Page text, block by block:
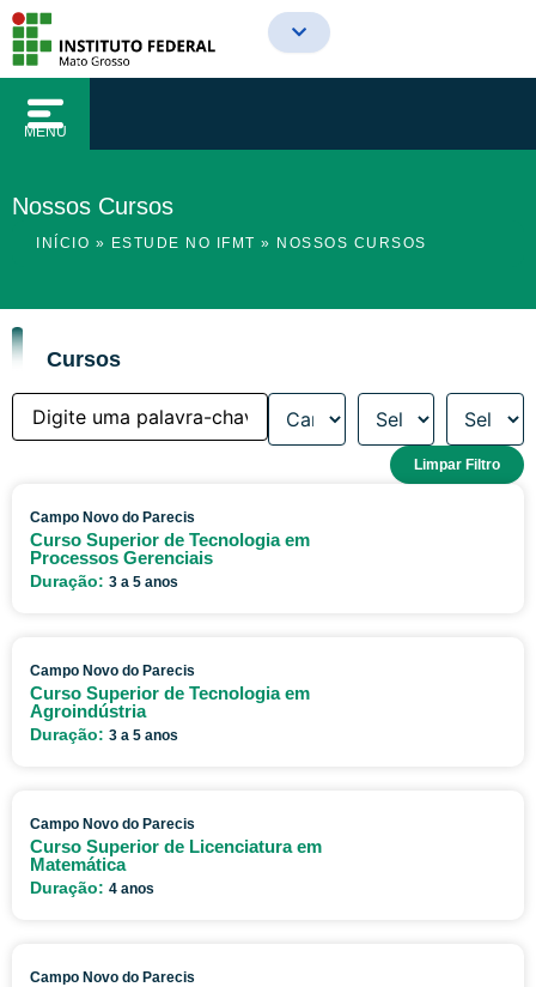
conteúdo
para
conteúdo
MENU
Nossos Cursos
INÍCIO » ESTUDE NO IFMT » NOSSOS CURSOS
Cursos
Limpar Filtro
Campo Novo do Parecis
Curso Superior de Tecnologia em
Processos Gerenciais
Duração: 3 a 5 anos
Campo Novo do Parecis
Curso Superior de Tecnologia em
Agroindústria
Duração: 3 a 5 anos
Campo Novo do Parecis
Curso Superior de Licenciatura em
Matemática
Duração: 4 anos
Campo Novo do Parecis